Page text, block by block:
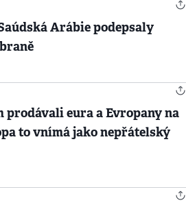
Arábie podepsaly
prodávali eura a Evropany na
to vnímá jako nepřátelský